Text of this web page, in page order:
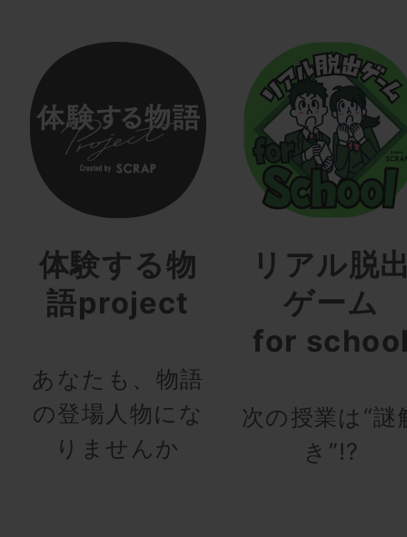
体験する物
語project
あなたも、物語
の登場人物にな
りませんか
リアル脱
ゲーム
for
次の授業は“謎
き”!?